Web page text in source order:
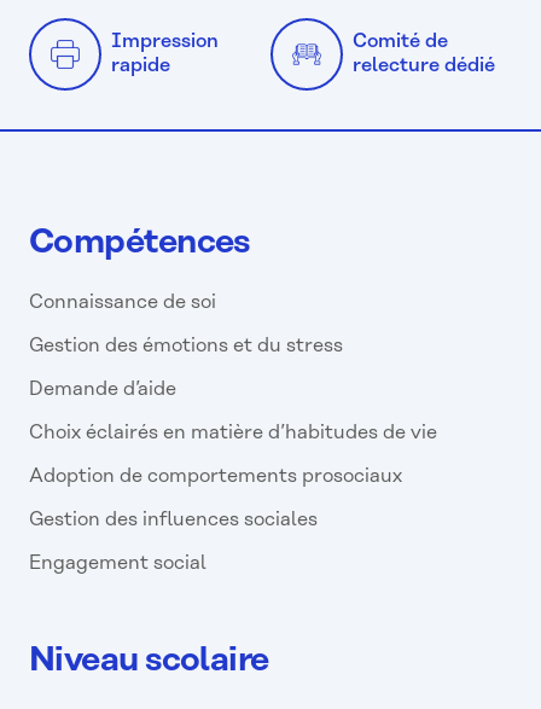
Impression
rapide
Comité de
relecture dédié
Compétences
Connaissance de soi
Gestion des émotions et du stress
Demande d’aide
Choix éclairés en matière d’habitudes de vie
Adoption de comportements prosociaux
Gestion des influences sociales
Engagement social
Niveau scolaire